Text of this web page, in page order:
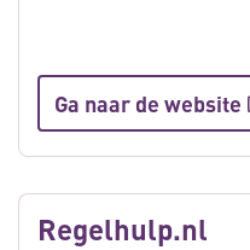
Ga naar de website
Regelhulp.nl